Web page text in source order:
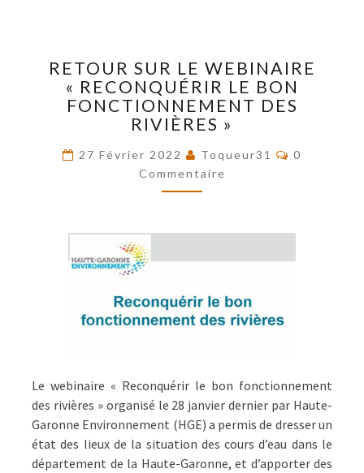
SUR
LE
WEBINAIRE
« RECONQUÉRIR
BON
FONCTIONNEMENT
DES
RETOUR SUR LE WEBINAIRE
« RECONQUÉRIR LE BON
FONCTIONNEMENT DES
RIVIÈRES »
27 Février 2022 Toqueur31
0
Commentaire
Le webinaire « Reconquérir le bon fonctionnement
des rivières » organisé le 28 janvier dernier par Haute-
Garonne Environnement (HGE) a permis de dresser un
état des lieux de la situation des cours d’eau dans le
département de la Haute-Garonne, et d’apporter des